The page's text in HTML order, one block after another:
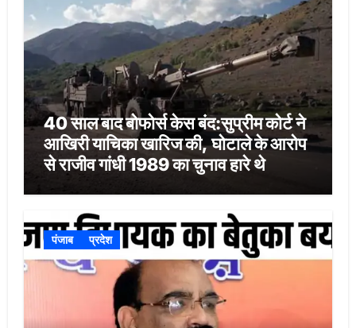
40 साल बाद बोफोर्स केस बंद:सुप्रीम कोर्ट ने
आखिरी याचिका खारिज की, घोटाले के आरोप
से राजीव गांधी 1989 का चुनाव हारे थे
पंजाब प्रदेश